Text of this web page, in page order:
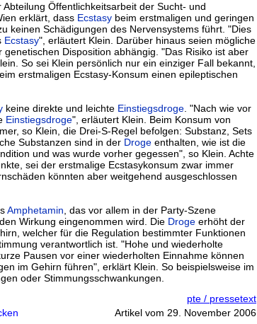
Öffentlichkeitsarbeit der Sucht- und
erklärt, dass Ecstasy beim erstmaligen und geringen
keinen Schädigungen des Nervensystems führt. "Dies
Ecstasy", erläutert Klein. Darüber hinaus seien mögliche
genetischen Disposition abhängig. "Das Risiko ist aber
So sei Klein persönlich nur ein einziger Fall bekannt,
erstmaligen Ecstasy-Konsum einen epileptischen
keine direkte und leichte Einstiegsdroge. "Nach wie vor
Einstiegsdroge", erläutert Klein. Beim Konsum von
so Klein, die Drei-S-Regel befolgen: Substanz, Sets
Substanzen sind in der Droge enthalten, wie ist die
und was wurde vorher gegessen", so Klein. Achte
sei der erstmalige Ecstasykonsum zwar immer
könnten aber weitgehend ausgeschlossen
Amphetamin, das vor allem in der Party-Szene
Wirkung eingenommen wird. Die Droge erhöht der
welcher für die Regulation bestimmter Funktionen
verantwortlich ist. "Hohe und wiederholte
Pausen vor einer wiederholten Einnahme können
im Gehirn führen", erklärt Klein. So beispielsweise im
oder Stimmungsschwankungen.
pte / pressetext
Artikel vom 29. November 2006